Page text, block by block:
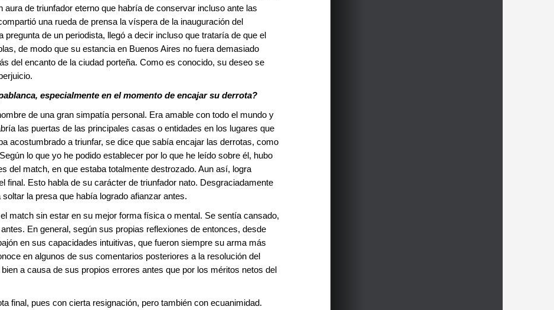
aura de triunfador eterno que habría de conservar incluso ante las
una rueda de prensa la víspera de la inauguración del
pregunta de un periodista, llegó a decir incluso que trataría de que el
de modo que su estancia en Buenos Aires no fuera demasiado
del encanto de la ciudad porteña. Como es conocido, su deseo se
especialmente en el momento de encajar su derrota?
de una gran simpatía personal. Era amable con todo el mundo y
las puertas de las principales casas o entidades en los lugares que
acostumbrado a triunfar, se dice que sabía encajar las derrotas, como
lo que yo he podido establecer por lo que he leído sobre él, hubo
del match, en que estaba totalmente destrozado. Aun así, logra
final. Esto habla de su carácter de triunfador nato. Desgraciadamente
la presa que había logrado afianzar antes.
match sin estar en su mejor forma física o mental. Se sentía cansado,
En general, según sus propias reflexiones de entonces, desde
en sus capacidades intuitivas, que fueron siempre su arma más
en algunos de sus comentarios posteriores a la resolución del
a causa de sus propios errores antes que por los méritos netos del
final, pues con cierta resignación, pero también con ecuanimidad.